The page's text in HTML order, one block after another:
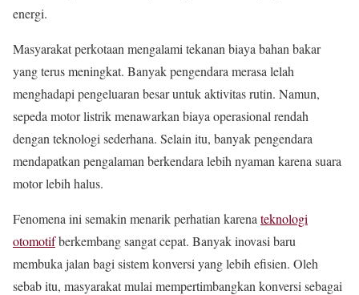
energi.
Masyarakat perkotaan mengalami tekanan biaya bahan bakar
yang terus meningkat. Banyak pengendara merasa lelah
menghadapi pengeluaran besar untuk aktivitas rutin. Namun,
sepeda motor listrik menawarkan biaya operasional rendah
dengan teknologi sederhana. Selain itu, banyak pengendara
mendapatkan pengalaman berkendara lebih nyaman karena suara
motor lebih halus.
Fenomena ini semakin menarik perhatian karena teknologi
otomotifberkembang sangat cepat. Banyak inovasi baru
membuka jalan bagi sistem konversi yang lebih efisien. Oleh
sebab itu, masyarakat mulai mempertimbangkan konversi sebagai